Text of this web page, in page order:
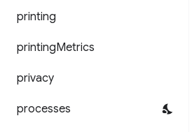
printing
printingMetrics
privacy
processes